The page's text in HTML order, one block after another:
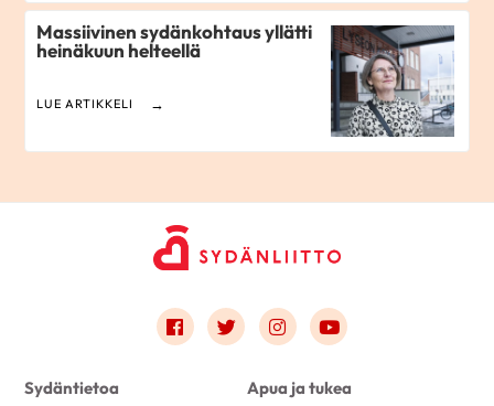
Massiivinen sydänkohtaus yllätti
heinäkuun helteellä
LUE ARTIKKELI
Link to facebook
Link to twitter
Link to instagram
Link to youtube
Sydäntietoa Apua ja tukea